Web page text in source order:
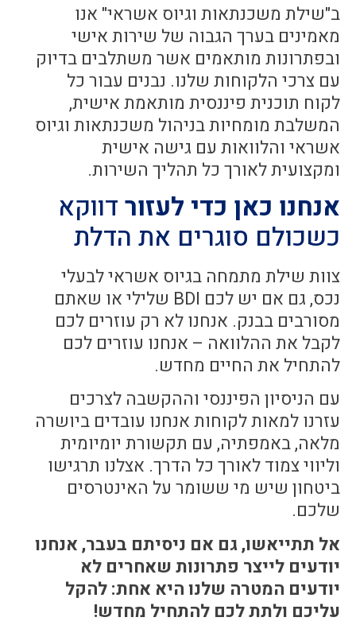
ב"שילת משכנתאות וגיוס אשראי" אנו
מאמינים בערך הגבוה של שירות אישי
ובפתרונות מותאמים אשר משתלבים בדיוק
עם צרכי הלקוחות שלנו. נבנים עבור כל
לקוח תוכנית פיננסית מותאמת אישית,
המשלבת מומחיות בניהול משכנתאות וגיוס
אשראי והלוואות עם גישה אישית
ומקצועית לאורך כל תהליך השירות.
אנחנו כאן כדי לעזורדווקא
כשכולם סוגרים את הדלת
צוות שילת מתמחה בגיוס אשראי לבעלי
נכס, גם אם יש לכם BDI שלילי או שאתם
מסורבים בבנק. אנחנו לא רק עוזרים לכם
לקבל את ההלוואה – אנחנו עוזרים לכם
להתחיל את החיים מחדש.
עם הניסיון הפיננסי וההקשבה לצרכים
עזרנו למאות לקוחות אנחנו עובדים ביושרה
מלאה, באמפתיה, עם תקשורת יומיומית
וליווי צמוד לאורך כל הדרך. אצלנו תרגישו
ביטחון שיש מי ששומר על האינטרסים
שלכם.
אל תתייאשו, גם אם ניסיתם בעבר,אנחנו
יודעים לייצר פתרונות שאחרים לא
יודעים המטרה שלנו היא אחת: להקל
עליכם ולתת לכם להתחיל מחדש!